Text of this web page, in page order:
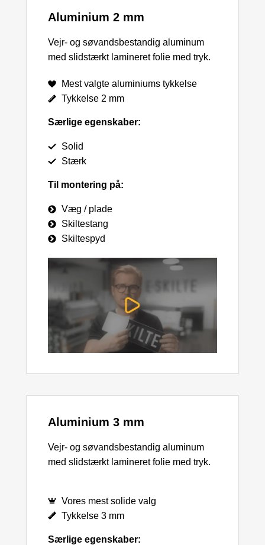
Aluminium 2 mm
Vejr- og søvandsbestandig aluminum
med slidstærkt lamineret folie med tryk.
Mest valgte aluminiums tykkelse
Tykkelse 2 mm
Særlige egenskaber:
Solid
Stærk
Til montering på:
Væg / plade
Skiltestang
Skiltespyd
Aluminium 3 mm
Vejr- og søvandsbestandig aluminum
med slidstærkt lamineret folie med tryk.
Vores mest solide valg
Tykkelse 3 mm
Særlige egenskaber: